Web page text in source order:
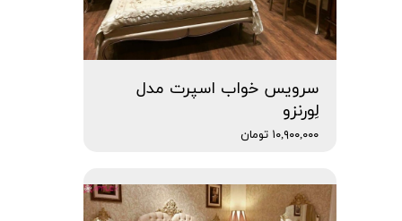
سرویس خواب اسپرت مدل
لِورنزو
۱۰,۹۰۰,۰۰۰ تومان